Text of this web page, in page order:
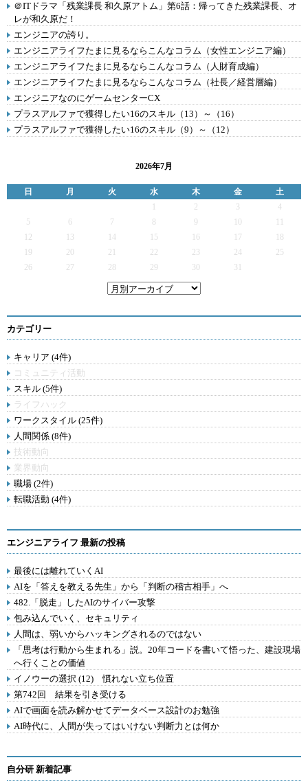
＠ITドラマ「残業課長 和久原アトム」第6話：帰ってきた残業課長、オ
レが和久原だ！
エンジニアの誇り。
エンジニアライフたまに見るならこんなコラム（女性エンジニア編）
エンジニアライフたまに見るならこんなコラム（人財育成編）
エンジニアライフたまに見るならこんなコラム（社長／経営層編）
エンジニアなのにゲームセンターCX
プラスアルファで獲得したい16のスキル（13）～（16）
プラスアルファで獲得したい16のスキル（9）～（12）
2026年7月
日 月 火 水 木 金
土
2 3
4
5
6 7 9
12
13 14 15 16 17
19
20 21 22 23 24
25
26
27 28 29 30 31
カテゴリー
キャリア (4件)
コミュニティ活動
スキル (5件)
ライフハック
ワークスタイル (25件)
人間関係 (8件)
技術動向
業界動向
職場 (2件)
転職活動 (4件)
エンジニアライフ 最新の投稿
最後には離れていくAI
AIを「答えを教える先生」から「判断の稽古相手」へ
482.「脱走」したAIのサイバー攻撃
包み込んでいく、セキュリティ
人間は、弱いからハッキングされるのではない
「思考は行動から生まれる」説。20年コードを書いて悟った、建設現場
へ行くことの価値
イノウーの選択 (12) 慣れない立ち位置
第742回 結果を引き受ける
AIで画面を読み解かせてデータベース設計のお勉強
AI時代に、人間が失ってはいけない判断力とは何か
自分研 新着記事